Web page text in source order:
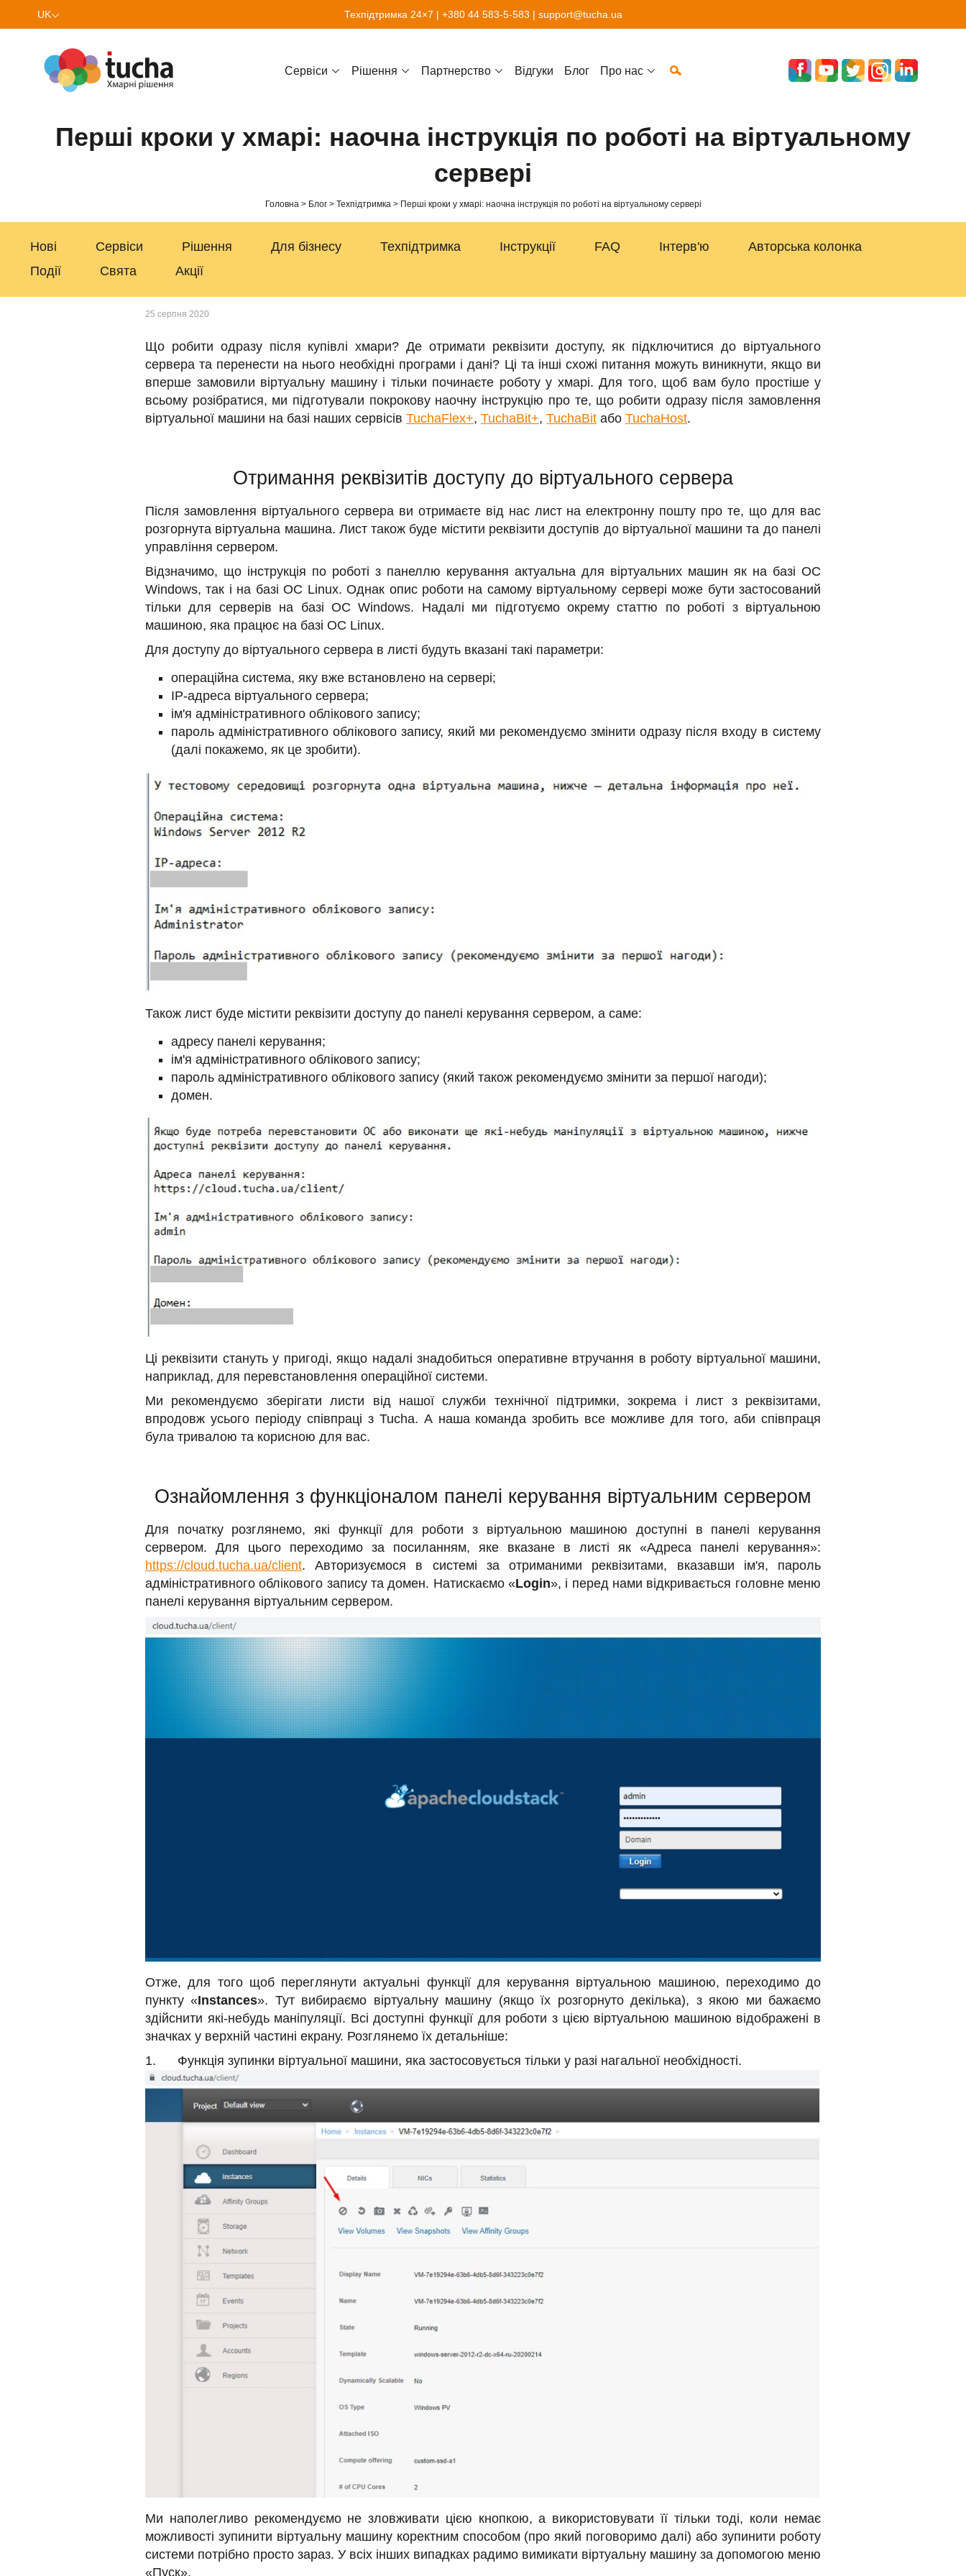
UK Техпідтримка 24×7 | +380 44 583-5-583 | support@tucha.ua
Cервіси Рішення Партнерство Відгуки Блог Про нас
Перші кроки у хмарі: наочна інструкція по роботі на віртуальному
сервері
Головна Блог Техпідтримка Перші кроки у хмарі: наочна інструкція по роботі на віртуальному сервері
Нові Сервіси Рішення Для бізнесу Техпідтримка Інструкції FAQ Інтерв'ю
Авторська колонка
Події
Свята Акції
25 серпня 2020
Що робити одразу після купівлі хмари? Де отримати реквізити доступу, як підключитися до віртуального
сервера та перенести на нього необхідні програми і дані? Ці та інші схожі питання можуть виникнути, якщо ви
вперше замовили віртуальну машину і тільки починаєте роботу у хмарі. Для того, щоб вам було простіше у
всьому розібратися, ми підготували покрокову наочну інструкцію про те, що робити одразу після замовлення
віртуальної машини на базі наших сервісів TuchaFlex+, TuchaBit+, TuchaBit або TuchaHost.
Отримання реквізитів доступу до віртуального сервера
Після замовлення віртуального сервера ви отримаєте від нас лист на електронну пошту про те, що для вас
розгорнута віртуальна машина. Лист також буде містити реквізити доступів до віртуальної машини та до панелі
управління сервером.
Відзначимо, що інструкція по роботі з панеллю керування актуальна для віртуальних машин як на базі ОС
Windows, так і на базі ОС Linux. Однак опис роботи на самому віртуальному сервері може бути застосований
тільки для серверів на базі ОС Windows. Надалі ми підготуємо окрему статтю по роботі з віртуальною
машиною, яка працює на базі ОС Linux.
Для доступу до віртуального сервера в листі будуть вказані такі параметри:
операційна система, яку вже встановлено на сервері;
IP-адреса віртуального сервера;
ім'я адміністративного облікового запису;
пароль адміністративного облікового запису, який ми рекомендуємо змінити одразу після входу в систему
(далі покажемо, як це зробити).
Також лист буде містити реквізити доступу до панелі керування сервером, а саме:
адресу панелі керування;
ім'я адміністративного облікового запису;
пароль адміністративного облікового запису (який також рекомендуємо змінити за першої нагоди);
домен.
Ці реквізити стануть у пригоді, якщо надалі знадобиться оперативне втручання в роботу віртуальної машини,
наприклад, для перевстановлення операційної системи.
Ми рекомендуємо зберігати листи від нашої служби технічної підтримки, зокрема і лист з реквізитами,
впродовж усього періоду співпраці з Tucha. А наша команда зробить все можливе для того, аби співпраця
була тривалою та корисною для вас.
Ознайомлення з функціоналом панелі керування віртуальним сервером
Для початку розглянемо, які функції для роботи з віртуальною машиною доступні в панелі керування
сервером. Для цього переходимо за посиланням, яке вказане в листі як «Адреса панелі керування»:
https://cloud.tucha.ua/client. Авторизуємося в системі за отриманими реквізитами, вказавши ім'я, пароль
адміністративного облікового запису та домен. Натискаємо «Login», і перед нами відкривається головне меню
панелі керування віртуальним сервером.
Отже, для того щоб переглянути актуальні функції для керування віртуальною машиною, переходимо до
пункту «Instances». Тут вибираємо віртуальну машину (якщо їх розгорнуто декілька), з якою ми бажаємо
здійснити які-небудь маніпуляції. Всі доступні функції для роботи з цією віртуальною машиною відображені в
значках у верхній частині екрану. Розглянемо їх детальніше:
1. Функція зупинки віртуальної машини, яка застосовується тільки у разі нагальної необхідності.
Ми наполегливо рекомендуємо не зловживати цією кнопкою, а використовувати її тільки тоді, коли немає
можливості зупинити віртуальну машину коректним способом (про який поговоримо далі) або зупинити роботу
системи потрібно просто зараз. У всіх інших випадках радимо вимикати віртуальну машину за допомогою меню
«Пуск».